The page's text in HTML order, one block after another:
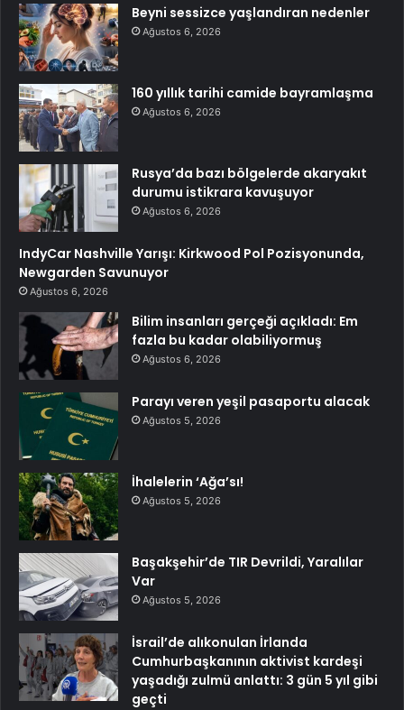
Beyni sessizce yaşlandıran nedenler
Ağustos 6, 2026
160 yıllık tarihi camide bayramlaşma
Ağustos 6, 2026
Rusya’da bazı bölgelerde akaryakıt
durumu istikrara kavuşuyor
Ağustos 6, 2026
IndyCar Nashville Yarışı: Kirkwood Pol Pozisyonunda,
Newgarden Savunuyor
Ağustos 6, 2026
Bilim insanları gerçeği açıkladı: Em
fazla bu kadar olabiliyormuş
Ağustos 6, 2026
Parayı veren yeşil pasaportu alacak
Ağustos 5, 2026
İhalelerin ‘Ağa’sı!
Ağustos 5, 2026
Başakşehir’de TIR Devrildi, Yaralılar
Var
Ağustos 5, 2026
İsrail’de alıkonulan İrlanda
Cumhurbaşkanının aktivist kardeşi
yaşadığı zulmü anlattı: 3 gün 5 yıl gibi
geçti